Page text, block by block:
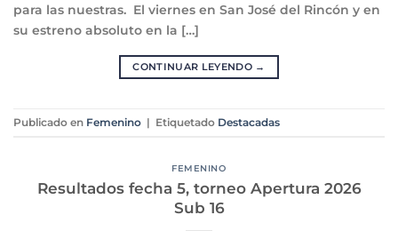
para las nuestras. El viernes en San José del Rincón y en
su estreno absoluto en la […]
CONTINUAR LEYENDO →
Publicado en Femenino | Etiquetado Destacadas
FEMENINO
Resultados fecha 5, torneo Apertura 2026
Sub 16